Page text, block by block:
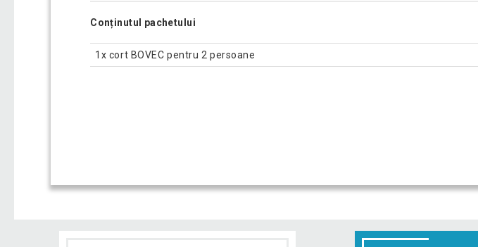
Conținutul pachetului
1x cort BOVEC pentru 2 persoane